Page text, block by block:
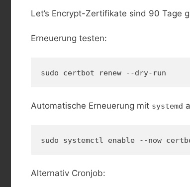
Let’s Encrypt-Zertifikate sind 90 Tage
Erneuerung testen:
sudo certbot renew --dry-run
Automatische Erneuerung mit systemd
sudo systemctl enable --now
Alternativ Cronjob: